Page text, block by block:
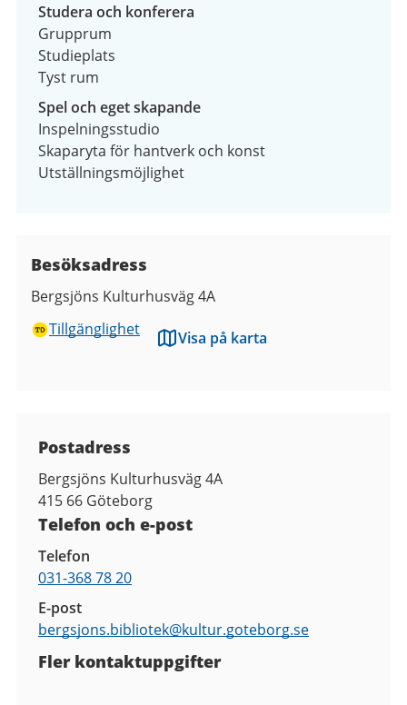
Studera och konferera
Grupprum
Studieplats
Tyst rum
Spel och eget skapande
Inspelningsstudio
Skaparyta för hantverk och konst
Utställningsmöjlighet
Besöksadress
Bergsjöns Kulturhusväg 4A
Tillgänglighet
Visa på karta
Postadress
Bergsjöns Kulturhusväg 4A
415 66 Göteborg
Telefon och e-post
Telefon
031-368 78 20
E-post
bergsjons.bibliotek@kultur.goteborg.se
Fler kontaktuppgifter